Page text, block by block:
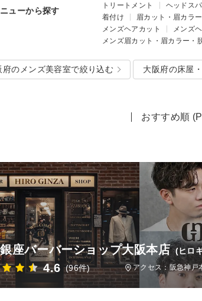
ューから探す
トリートメント
ヘッドス
着付け
眉カット・眉カラ
メンズヘアカット
メンズ
メンズ眉カット・眉カラー・
府のメンズ美容室で絞り込む 大阪府の床屋
おすすめ順
座バーバーショップ大阪本店 (ヒロ
4.6 (96件) アクセス：阪急神戸